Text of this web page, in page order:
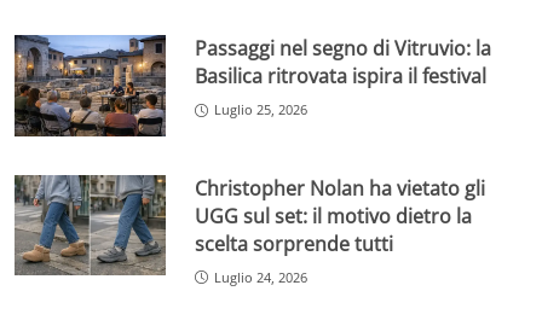
Passaggi nel segno di Vitruvio: la
Basilica ritrovata ispira il festival
Luglio 25, 2026
Christopher Nolan ha vietato gli
UGG sul set: il motivo dietro la
scelta sorprende tutti
Luglio 24, 2026